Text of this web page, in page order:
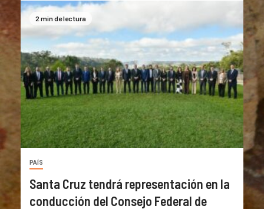
2 min de lectura
PAÍS
Santa Cruz tendrá representación en la
conducción del Consejo Federal de